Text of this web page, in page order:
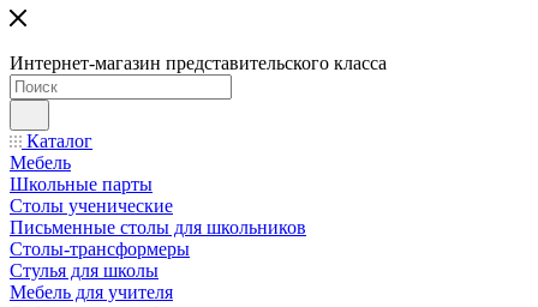
Интернет-магазин представительского класса
Каталог
Мебель
Школьные парты
Столы ученические
Письменные столы для школьников
Столы-трансформеры
Стулья для школы
Мебель для учителя